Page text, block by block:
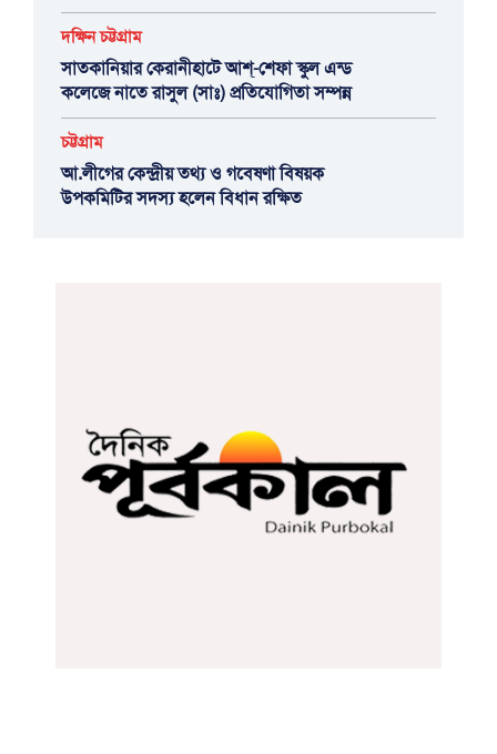
দক্ষিন চট্টগ্রাম
সাতকানিয়ার কেরানীহাটে আশ্-শেফা স্কুল এন্ড
কলেজে নাতে রাসুল (সাঃ) প্রতিযোগিতা সম্পন্ন
চট্টগ্রাম
আ.লীগের কেন্দ্রীয় তথ্য ও গবেষণা বিষয়ক
উপকমিটির সদস্য হলেন বিধান রক্ষিত